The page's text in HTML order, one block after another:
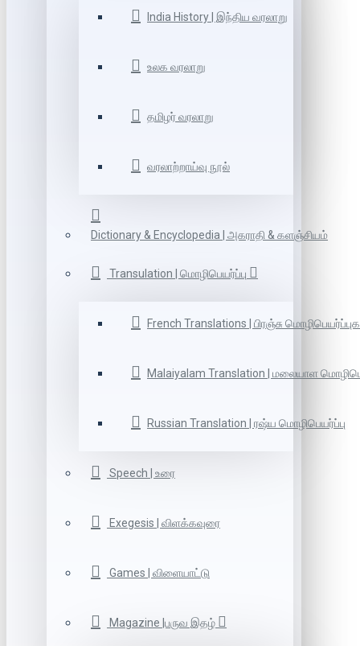
India History | இந்திய வரலாறு
உலக வரலாறு
தமிழர் வரலாறு
வரலாற்றாய்வு நூல்
Dictionary & Encyclopedia | அகராதி & களஞ்சியம்
Transulation | மொழிபெயர்ப்பு
French Translations | பிரஞ்சு
Malaiyalam Translation | மலையாள
Russian Translation | ரஷ்ய மொழிபெயர்ப்பு
Speech | உரை
Exegesis | விளக்கவுரை
Games | விளையாட்டு
Magazine |பருவ இதழ்